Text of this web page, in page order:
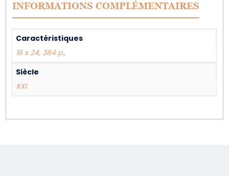
INFORMATIONS COMPLÉMENTAIRES
Caractéristiques
16 x 24, 384 p.,
Siècle
XXI